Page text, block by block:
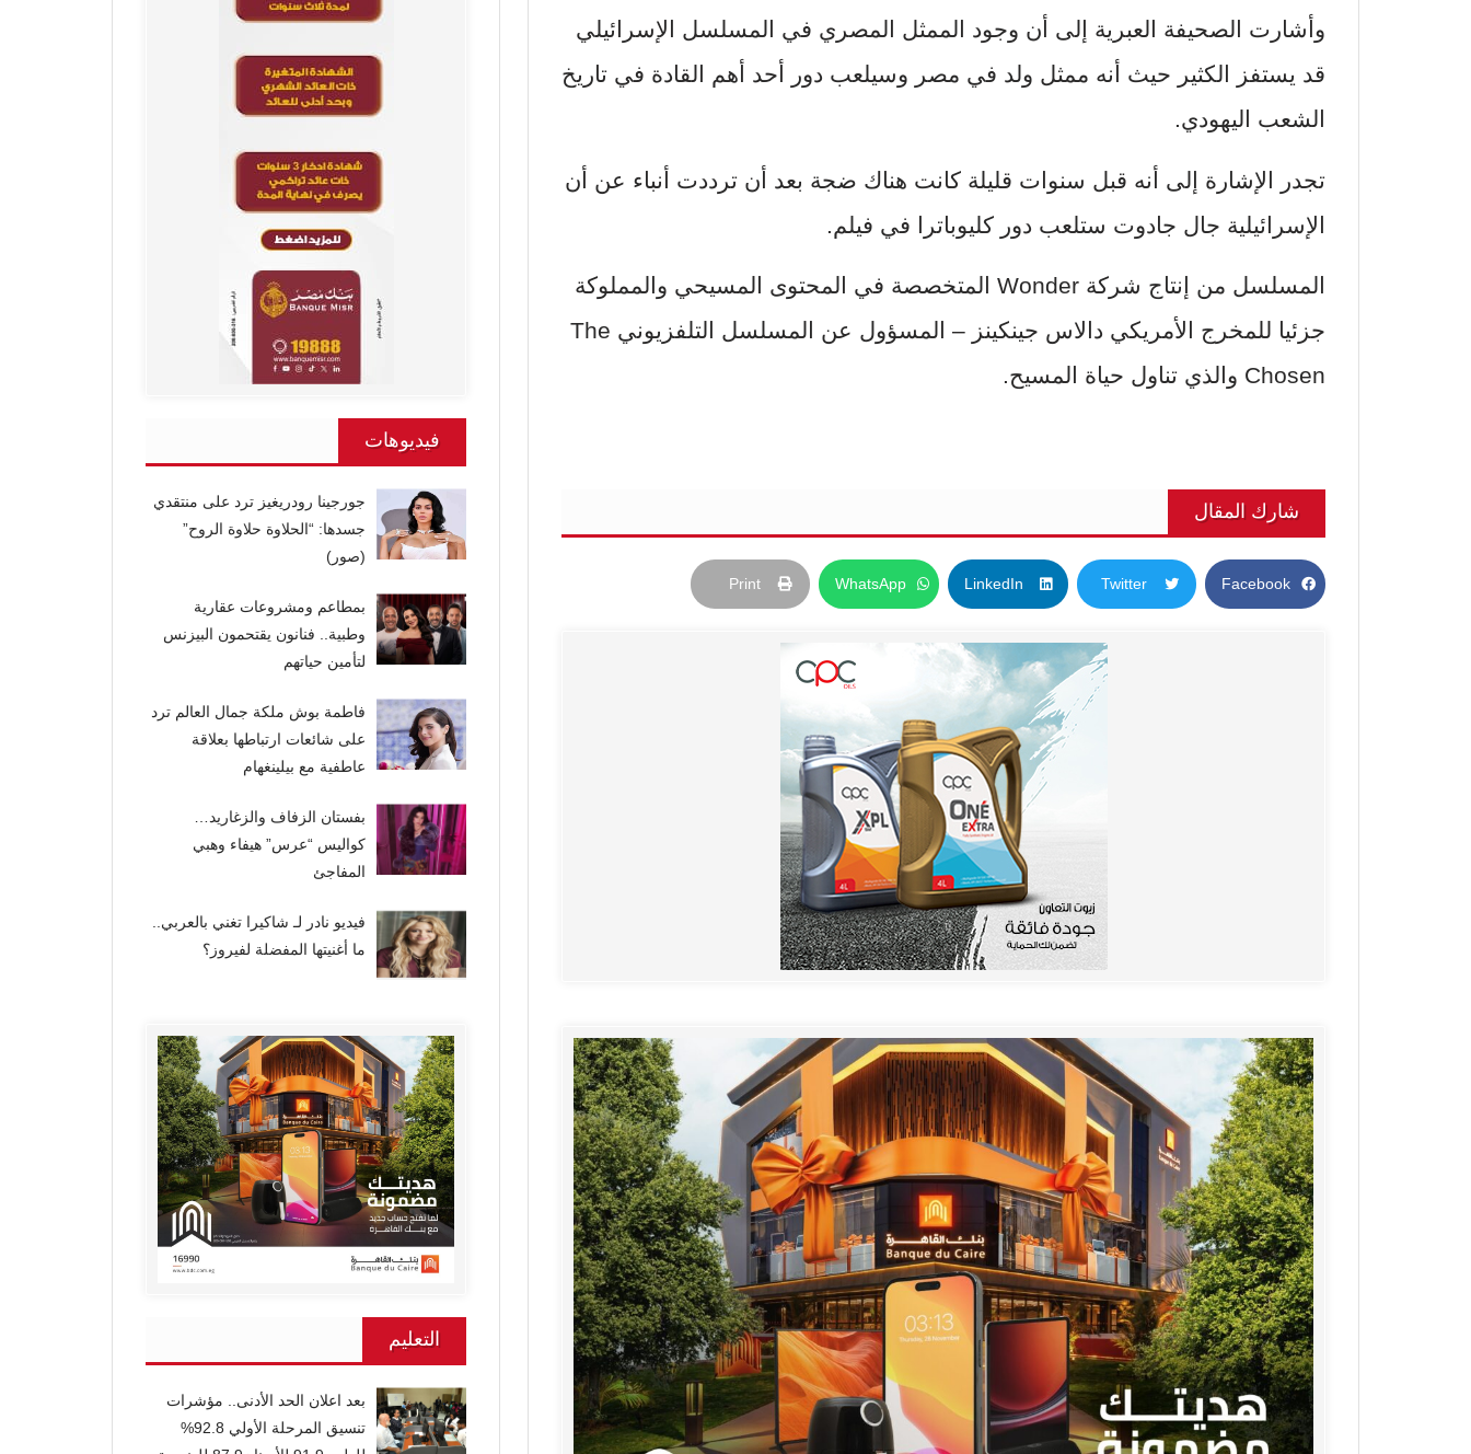
وأشارت الصحيفة العبرية إلى أن وجود الممثل المصري في المسلسل الإسرائيلي
قد يستفز الكثير حيث أنه ممثل ولد في مصر وسيلعب دور أحد أهم القادة في تاريخ
الشعب اليهودي.
تجدر الإشارة إلى أنه قبل سنوات قليلة كانت هناك ضجة بعد أن ترددت أنباء عن أن
الإسرائيلية جال جادوت ستلعب دور كليوباترا في فيلم.
المسلسل من إنتاج شركة Wonder المتخصصة في المحتوى المسيحي والمملوكة
جزئيا للمخرج الأمريكي دالاس جينكينز – المسؤول عن المسلسل التلفزيوني The
Chosen والذي تناول حياة المسيح.
شارك المقال
Facebook
Twitter
LinkedIn
WhatsApp
Print
فيديوهات
جورجينا رودريغيز ترد على منتقدي
جسدها: “الحلاوة حلاوة الروح”
(صور)
بمطاعم ومشروعات عقارية
وطبية.. فنانون يقتحمون البيزنس
لتأمين حياتهم
فاطمة بوش ملكة جمال العالم ترد
على شائعات ارتباطها بعلاقة
عاطفية مع بيلينغهام
بفستان الزفاف والزغاريد…
كواليس “عرس” هيفاء وهبي
المفاجئ
فيديو نادر لـ شاكيرا تغني بالعربي..
ما أغنيتها المفضلة لفيروز؟
التعليم
بعد اعلان الحد الأدنى.. مؤشرات
تنسيق المرحلة الأولي 92.8%